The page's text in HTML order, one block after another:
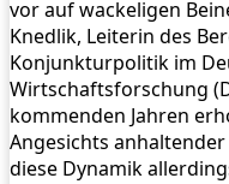
vor auf wackeligen
Knedlik, Leiterin des
Konjunkturpolitik im
Wirtschaftsforschung
kommenden Jahren
Angesichts
diese Dynamik